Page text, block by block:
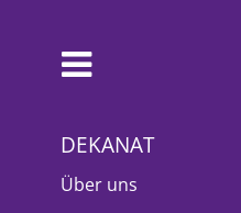
DEKANAT
Über uns